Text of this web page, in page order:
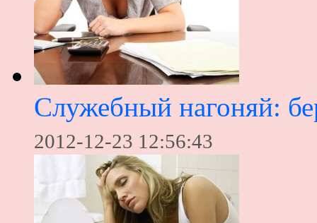
Служебный нагоняй:
2012-12-23 12:56:43